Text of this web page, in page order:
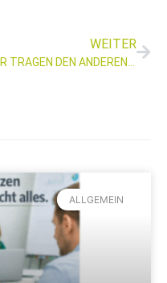
WEITER
WIR TRAGEN DEN ANDEREN MIT
ALLGEMEIN